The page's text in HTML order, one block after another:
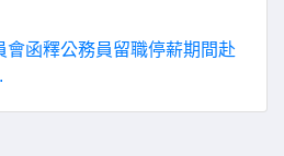
會函釋公務員留職停薪期間赴